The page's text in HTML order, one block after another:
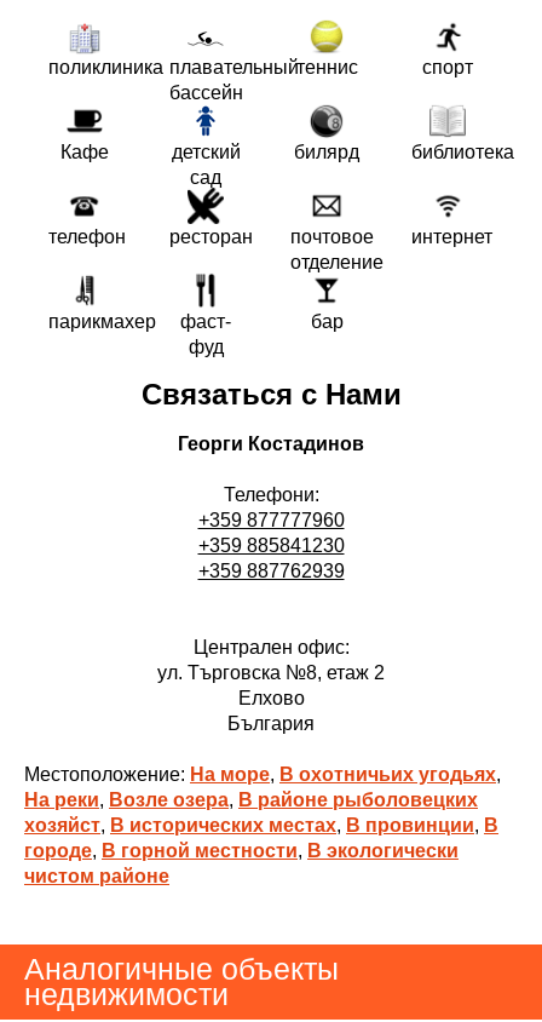
поликлиника плавательный
бассейн
теннис спорт
Кафе
детский
сад
билярд библиотека
телефон ресторан
почтовое
отделение
интернет
парикмахер
фаст-
фуд
бар
Связаться с Нами
Георги Костадинов
Телефони:
+359 877777960
+359 885841230
+359 887762939
Централен офис:
ул. Търговска №8, етаж 2
Елхово
България
Местоположение: На море, В охотничьих угодьях,
На реки, Возле озера, В районе рыболовецких
хозяйст, В исторических местах, В провинции, В
городе, В горной местности, В экологически
чистом районе
Аналогичные объекты
недвижимости